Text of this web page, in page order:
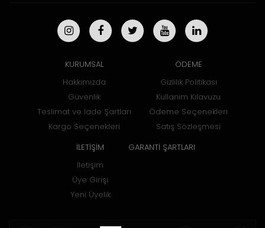
KURUMSAL
Hakkımızda
Güvenlik
Teslimat ve İade Şartları
Kargo Seçenekleri
ÖDEME
Gizlilik Politikası
Kullanım Kılavuzu
Ödeme Seçenekleri
Satış Sözleşmesi
İLETİŞİM
İletişim
Üye Girişi
Yeni Üyelik
GARANTİ ŞARTLARI